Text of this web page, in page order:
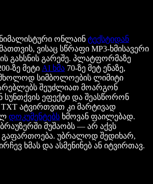
ონლაინ ტექსტიდან
ვისაც სწრაფი MP3-ხმისავერი
გახსნის გარეშე. პლატფორმაზე
ზე მეტი AI ხმა 70-ზე მეტ ენაზე,
მხოლოდ სიმბოლოების ლიმიტი
შეუძლიათ მოარგონ
სუნთქვის ეფექტი და შეასწორონ
ატვირთვით კი მარტივად
დოკუმენტებს ხმოვან ფაილებად.
მუშაობს — არ აქვს
გაფართოება. უბრალოდ შედიხარ,
ხმას და ასმენინებ ან იტვირთავ.